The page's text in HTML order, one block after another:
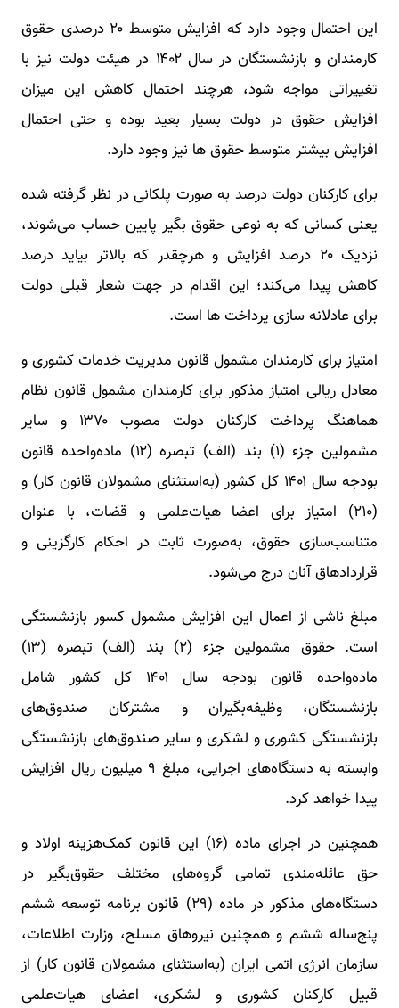
این احتمال وجود دارد که افزایش متوسط ۲۰ درصدی حقوق
کارمندان و بازنشستگان در سال ۱۴۰۲ در هیئت دولت نیز با
تغییراتی مواجه شود، هرچند احتمال کاهش این میزان
افزایش حقوق در دولت بسیار بعید بوده و حتی احتمال
افزایش بیشتر متوسط حقوق ها نیز وجود دارد.
برای کارکنان دولت درصد به صورت پلکانی در نظر گرفته شده
یعنی کسانی که به نوعی حقوق بگیر پایین حساب می‌شوند،
نزدیک ۲۰ درصد افزایش و هرچقدر که بالاتر بیاید درصد
کاهش پیدا می‌کند؛ این اقدام در جهت شعار قبلی دولت
برای عادلانه سازی پرداخت ها است.
امتیاز برای کارمندان مشمول قانون مدیریت خدمات کشوری و
معادل ریالی امتیاز مذکور برای کارمندان مشمول قانون نظام
هماهنگ پرداخت کارکنان دولت مصوب ۱۳۷۰ و سایر
مشمولین جزء (۱) بند (الف) تبصره (۱۲) ماده‌واحده قانون
بودجه سال ۱۴۰۱ کل کشور (به‌استثنای مشمولان قانون کار) و
(۲۱۰) امتیاز برای اعضا هیات‌علمی و قضات، ‌با عنوان
متناسب‌سازی حقوق، به‌صورت ثابت در احکام کارگزینی و
قراردادهاق آنان درج می‌شود.
مبلغ ناشی از اعمال این افزایش مشمول کسور بازنشستگی
است. حقوق مشمولین جزء (۲) بند (الف) تبصره (۱۳)
ماده‌واحده قانون بودجه سال ۱۴۰۱ کل کشور شامل
بازنشستگان، وظیفه‌بگیران و مشترکان صندوق‌های
بازنشستگی کشوری و لشکری و سایر صندوق‌های بازنشستگی
وابسته به دستگاه‌های اجرایی، ‌مبلغ ۹ میلیون ریال افزایش
پیدا خواهد کرد.
همچنین در اجرای ماده (۱۶) این قانون کمک‌هزینه اولاد و
حق عائله‌مندی تمامی گروه‌های مختلف حقوق‌بگیر در
دستگاه‌های مذکور در ماده (۲۹) قانون برنامه توسعه ششم
پنج‌ساله ششم و همچنین نیروهاق مسلح، ‌وزارت اطلاعات،
سازمان انرژی اتمی ایران (به‌استثنای مشمولان قانون کار) از
قبیل کارکنان کشوری و لشکری، اعضای هیات‌علمی